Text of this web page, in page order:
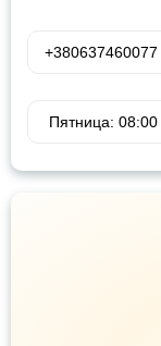
+380637460077